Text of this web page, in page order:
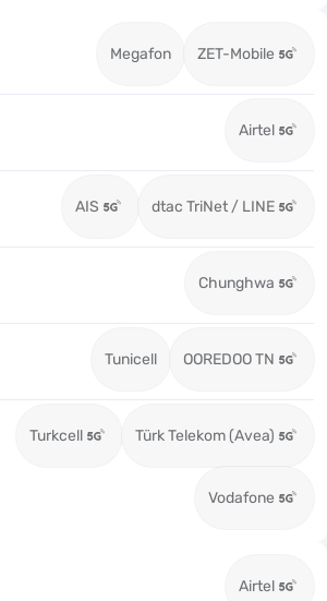
Megafon ZET-Mobile
Airtel
AIS dtac TriNet / LINE
Chunghwa
Tunicell OOREDOO TN
Turkcell Türk Telekom (Avea)
Vodafone
Airtel